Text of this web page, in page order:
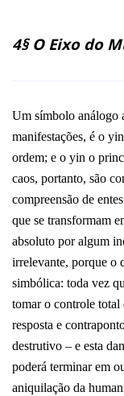
4§ O Eixo do
Um símbolo análogo
manifestações, é o
ordem; e o yin o
caos, portanto, são
compreensão de
que se transformam
absoluto por algum
irrelevante, porque o
simbólica: toda vez
tomar o controle total
resposta e
destrutivo – e esta
poderá terminar em
aniquilação da